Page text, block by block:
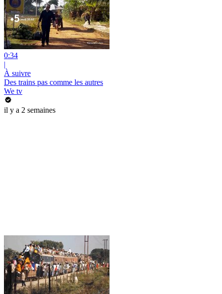
0:34
|
À suivre
Des trains pas comme les autres
We tv
il y a 2 semaines